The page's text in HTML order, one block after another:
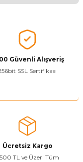
Güvenli Alışveriş
SSL Sertifikası
Ücretsiz Kargo
TL ve Üzeri Tüm